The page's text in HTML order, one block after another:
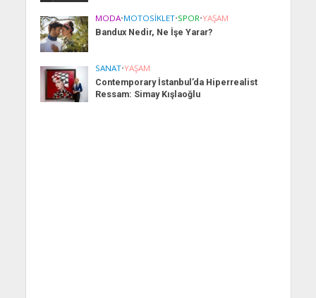
MODA•MOTOSIKLET•SPOR•YAŞAM
Bandux Nedir, Ne İşe Yarar?
SANAT•YAŞAM
Contemporary İstanbul’da Hiperrealist
Ressam: Simay Kışlaoğlu